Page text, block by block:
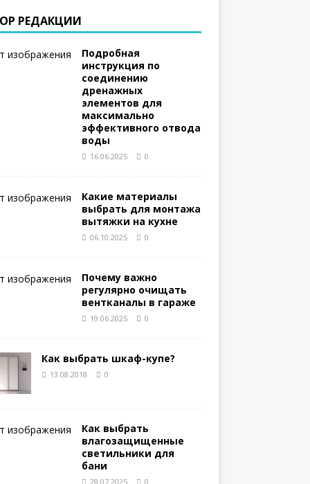
РЕДАКЦИИ
Подробная
инструкция по
соединению
дренажных
элементов для
максимально
эффективного отвода
воды
16.06.2025 0
Какие материалы
выбрать для монтажа
вытяжки на кухне
06.10.2025 0
Почему важно
регулярно очищать
вентканалы в гараже
19.06.2025 0
Как выбрать шкаф-купе?
13.08.2018 0
Как выбрать
влагозащищенные
светильники для
бани
28.07.2025 0